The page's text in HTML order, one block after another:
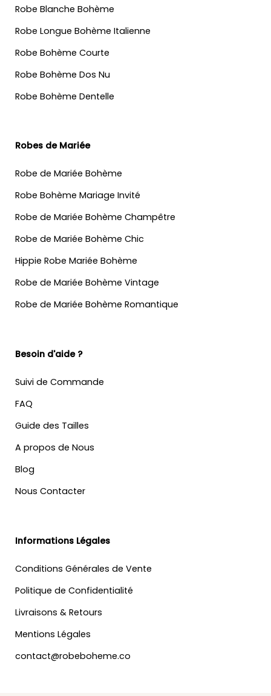
Robe Blanche Bohème
Robe Longue Bohème Italienne
Robe Bohème Courte
Robe Bohème Dos Nu
Robe Bohème Dentelle
Robes de Mariée
Robe de Mariée Bohème
Robe Bohème Mariage Invité
Robe de Mariée Bohème Champêtre
Robe de Mariée Bohème Chic
Hippie Robe Mariée Bohème
Robe de Mariée Bohème Vintage
Robe de Mariée Bohème Romantique
Besoin d'aide ?
Suivi de Commande
FAQ
Guide des Tailles
A propos de Nous
Blog
Nous Contacter
Informations Légales
Conditions Générales de Vente
Politique de Confidentialité
Livraisons & Retours
Mentions Légales
contact@robeboheme.co